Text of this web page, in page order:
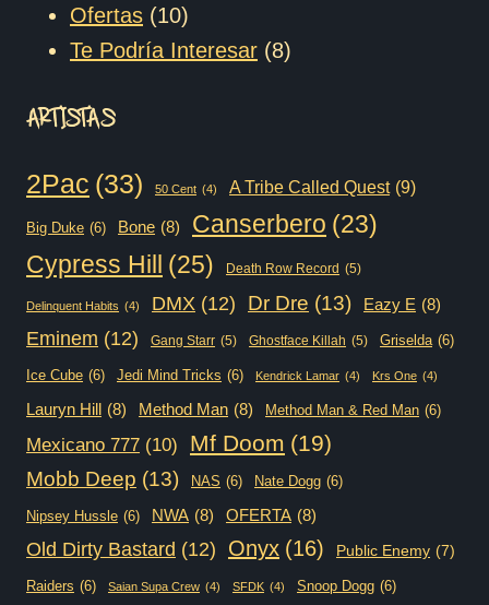
Ofertas 1010
productos
Te Podría Interesar 88
ARTISTAS
2Pac (33) 50 Cent (4) A Tribe Called Quest (9)
Big Duke (6) Bone (8) Canserbero (23)
Cypress Hill (25) Death Row Record (5)
Delinquent Habits (4) DMX (12) Dr Dre (13) Eazy E (8)
Eminem (12) Gang Starr (5) Ghostface Killah (5) Griselda (6)
Ice Cube (6) Jedi Mind Tricks (6) Kendrick Lamar (4) Krs One (4)
Lauryn Hill (8) Method Man (8) Method Man & Red Man (6)
Mexicano 777 (10) Mf Doom (19)
Mobb Deep (13) NAS (6) Nate Dogg (6)
Nipsey Hussle (6) NWA (8) OFERTA (8)
Old Dirty Bastard (12) Onyx (16) Public Enemy (7)
Raiders (6) Saian Supa Crew (4) SFDK (4) Snoop Dogg (6)